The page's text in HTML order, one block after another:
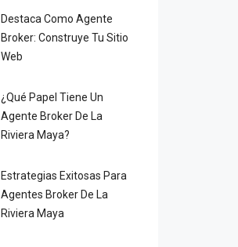
Destaca Como Agente
Broker: Construye Tu Sitio
Web
¿Qué Papel Tiene Un
Agente Broker De La
Riviera Maya?
Estrategias Exitosas Para
Agentes Broker De La
Riviera Maya